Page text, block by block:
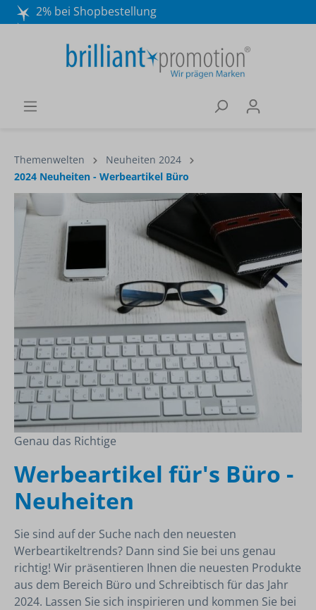
2% bei Shopbestellung
Wir beraten Sie gerne:
040 / 570 18 25 70
Themenwelten
Neuheiten 2024
2024 Neuheiten - Werbeartikel Büro
Genau das Richtige
Werbeartikel für's Büro -
Neuheiten
Sie sind auf der Suche nach den neuesten
Werbeartikeltrends? Dann sind Sie bei uns genau
richtig! Wir präsentieren Ihnen die neuesten Produkte
aus dem Bereich Büro und Schreibtisch für das Jahr
2024. Lassen Sie sich inspirieren und kommen Sie bei